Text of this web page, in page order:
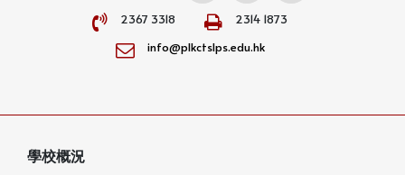
2367 3318
2314 1873
info@plkctslps.edu.hk
學校概況